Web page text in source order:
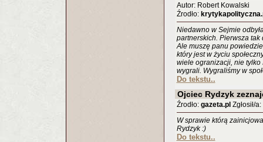
Autor: Robert Kowalski
Źrodło:
Niedawno w Sejmie
partnerskich. Pierwsza tak
Ale muszę panu
który jest w życiu
wiele ogranizacji, nie tylko
wygrali. Wygraliśmy w
Do tekstu..
Ojciec Rydzyk
Źrodło: gazeta.pl Zgłosił/
W sprawie którą
Rydzyk :)
Do tekstu..